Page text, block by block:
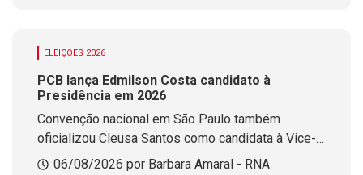
ELEIÇÕES 2026
PCB lança Edmilson Costa candidato à
Presidência em 2026
Convenção nacional em São Paulo também
oficializou Cleusa Santos como candidata à Vice-
Presidência pelo partido
06/08/2026 por Barbara Amaral - RNA